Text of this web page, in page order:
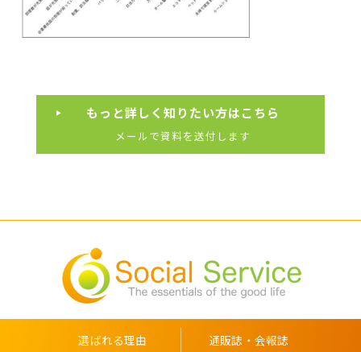
もっと詳しく知りたい方はこちら
メールで資料を送付します
選ばれる理由 通販誌・会報誌